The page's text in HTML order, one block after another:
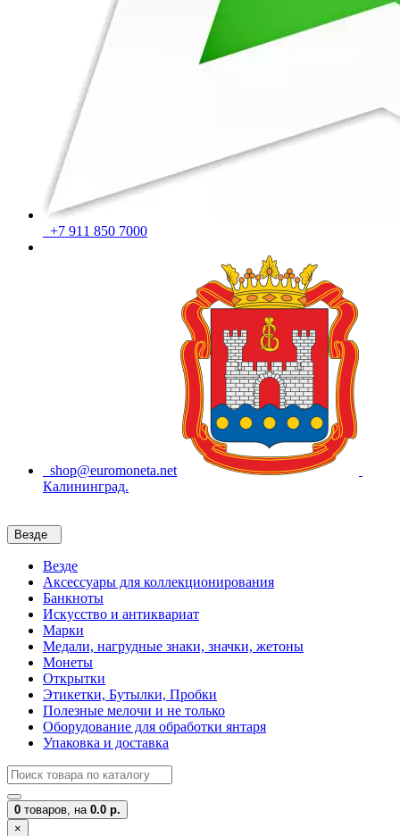
+7 911 850 7000
shop@euromoneta.net
Калининград.
Везде
Везде
Аксессуары для коллекционирования
Банкноты
Искусство и антиквариат
Марки
Медали, нагрудные знаки, значки, жетоны
Монеты
Открытки
Этикетки, Бутылки, Пробки
Полезные мелочи и не только
Оборудование для обработки янтаря
Упаковка и доставка
0 товаров, на 0.0 р.
×